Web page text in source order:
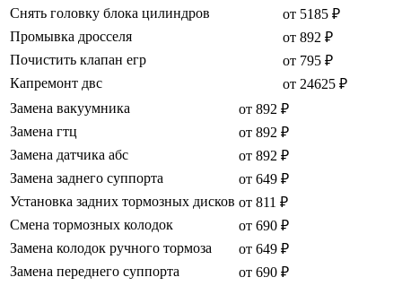
Снять головку блока цилиндров
от 5185 ₽
Промывка дросселя
от 892 ₽
Почистить клапан егр
от 795 ₽
Капремонт двс
от 24625 ₽
Замена вакуумника
от 892 ₽
Замена гтц
от 892 ₽
Замена датчика абс
от 892 ₽
Замена заднего суппорта
от 649 ₽
Установка задних тормозных дисков от 811 ₽
Смена тормозных колодок
от 690 ₽
Замена колодок ручного тормоза
от 649 ₽
Замена переднего суппорта
от 690 ₽